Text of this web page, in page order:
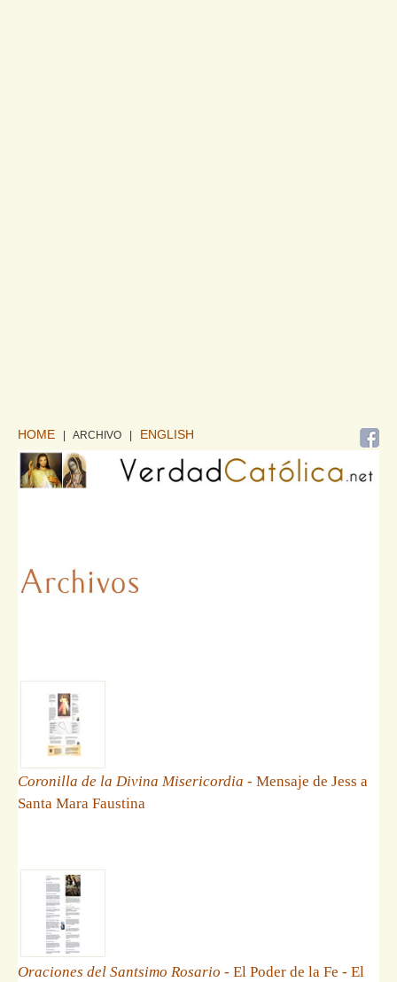
HOME | ARCHIVO ENGLISH
Coronilla de la Divina Misericordia - Mensaje de Jess a
Santa Mara Faustina
Oraciones del Santsimo Rosario - El Poder de la Fe - El